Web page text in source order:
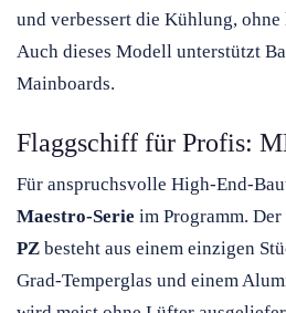
und verbessert die Kühlung, ohne
Auch dieses Modell unterstützt
Mainboards.
Flaggschiff für Profis:
Für anspruchsvolle High-End-
Maestro-Serie im Programm. Der
PZ besteht aus einem einzigen
Grad-Temperglas und einem